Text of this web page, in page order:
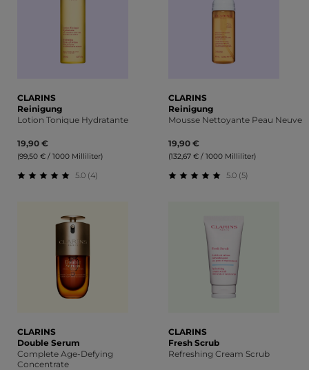
CLARINS
Reinigung
Lotion Tonique Hydratante
19,90 €
(99,50 € / 1000 Milliliter)
5.0 (4)
CLARINS
Reinigung
Mousse Nettoyante Peau Neuve
19,90 €
(132,67 € / 1000 Milliliter)
5.0 (5)
CLARINS
Double Serum
Complete Age-Defying
Concentrate
CLARINS
Fresh Scrub
Refreshing Cream Scrub